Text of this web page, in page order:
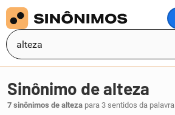
Sinônimo de alteza
7 sinônimos de alteza para 3 sentidos da palavra